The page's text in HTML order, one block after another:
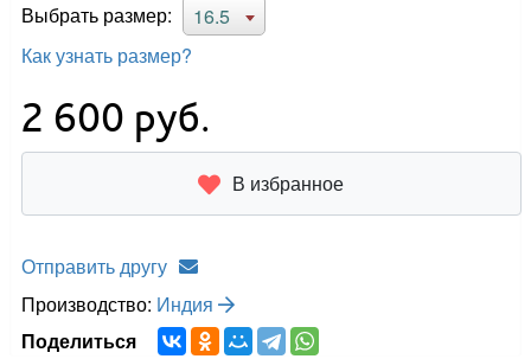
Выбрать размер:
16.5
Как узнать размер?
2 600 руб.
В избранное
Отправить другу
Производство: Индия
Поделиться